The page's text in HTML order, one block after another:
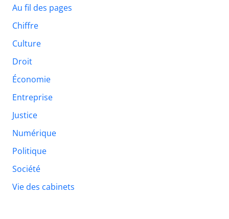
Au fil des pages
Chiffre
Culture
Droit
Économie
Entreprise
Justice
Numérique
Politique
Société
Vie des cabinets